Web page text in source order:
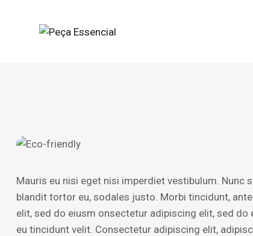
Mauris eu nisi eget nisi imperdiet vestibulum. Nunc
blandit tortor eu, sodales justo. Morbi tincidunt,
elit, sed do eiusm onsectetur adipiscing elit, sed
eu tincidunt velit. Consectetur adipiscing elit,